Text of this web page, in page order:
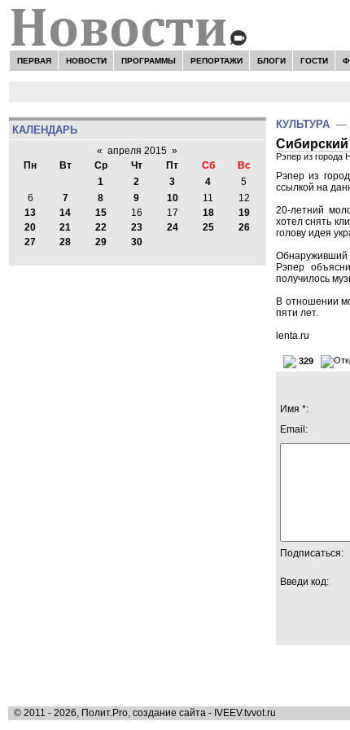
ПЕРВАЯ НОВОСТИ ПРОГРАММЫ РЕПОРТАЖИ БЛОГИ ГОСТИ
КАЛЕНДАРЬ
« апреля 2015 »
Пн
Вт Ср Чт Пт Сб
Вс
1
2 3 4
5
6
7 8 9 10 11
12
13
14 15 16 17 18
19
20
21 22 23 24 25
26
27
28 29 30
КУЛЬТУРА —
Сибирский
Рэпер из города
Рэпер из
ссылкой на
20-летний
хотел снять
голову идея
Обнаруживший
Рэпер
получилось
В отношении
пяти лет.
lenta.ru
329
Имя *:
Email:
Подписаться:
Введи код:
© 2011 - 2026, Полит.Pro, создание сайта - IVEEV.tvvot.ru